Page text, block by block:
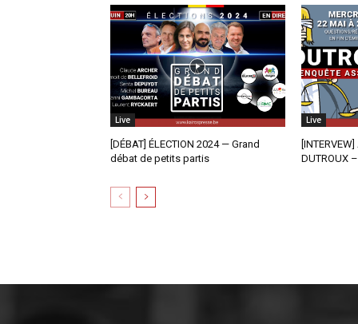
Live
[DÉBAT] ÉLECTION 2024 — Grand
débat de petits partis
Live
DUTROUX